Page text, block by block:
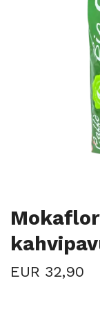
EUR 32,90